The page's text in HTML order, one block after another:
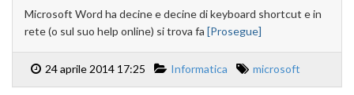
Microsoft Word ha decine e decine di keyboard shortcut e in
rete (o sul suo help online) si trova fa [Prosegue]
24 aprile 2014 17:25 Informatica microsoft